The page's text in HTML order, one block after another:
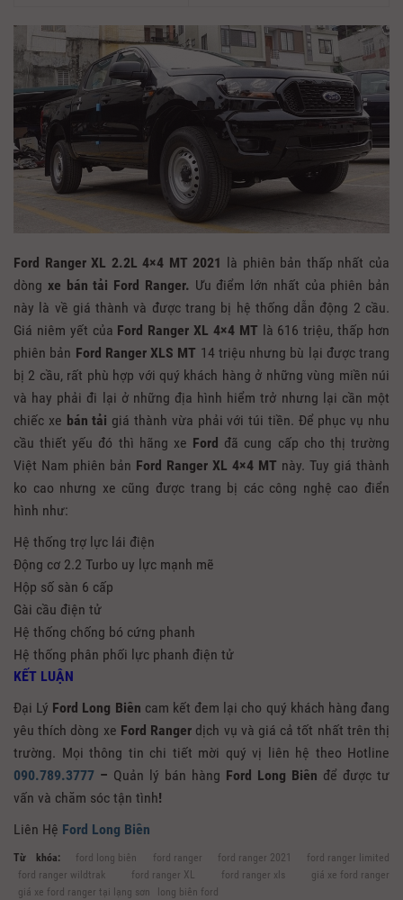
Ford Ranger XL 2.2L 4×4 MT 2021 là phiên bản thấp nhất của
dòng xe bán tải Ford Ranger. Ưu điểm lớn nhất của phiên bản
này là về giá thành và được trang bị hệ thống dẫn động 2 cầu.
Giá niêm yết của Ford Ranger XL 4×4 MT là 616 triệu, thấp hơn
phiên bản Ford Ranger XLS MT 14 triệu nhưng bù lại được trang
bị 2 cầu, rất phù hợp với quý khách hàng ở những vùng miền núi
và hay phải đi lại ở những địa hình hiểm trở nhưng lại cần một
chiếc xe bán tải giá thành vừa phải với túi tiền. Để phục vụ nhu
cầu thiết yếu đó thì hãng xe Ford đã cung cấp cho thị trường
Việt Nam phiên bản Ford Ranger XL 4×4 MT này. Tuy giá thành
ko cao nhưng xe cũng được trang bị các công nghệ cao điển
hình như:
Hệ thống trợ lực lái điện
Động cơ 2.2 Turbo uy lực mạnh mẽ
Hộp số sàn 6 cấp
Gài cầu điện tử
Hệ thống chống bó cứng phanh
Hệ thống phân phối lực phanh điện tử
KẾT LUẬN
Đại Lý Ford Long Biên cam kết đem lại cho quý khách hàng đang
yêu thích dòng xe Ford Ranger dịch vụ và giá cả tốt nhất trên thị
trường. Mọi thông tin chi tiết mời quý vị liên hệ theo Hotline
090.789.3777 – Quản lý bán hàng Ford Long Biên để được tư
vấn và chăm sóc tận tình!
Liên Hệ Ford Long Biên
Từ khóa: ford long biên ford ranger ford ranger 2021
ford ranger limited
ford ranger wildtrak
ford ranger XL ford ranger xls
giá xe ford ranger
giá xe ford ranger tại lạng sơn
long biên ford